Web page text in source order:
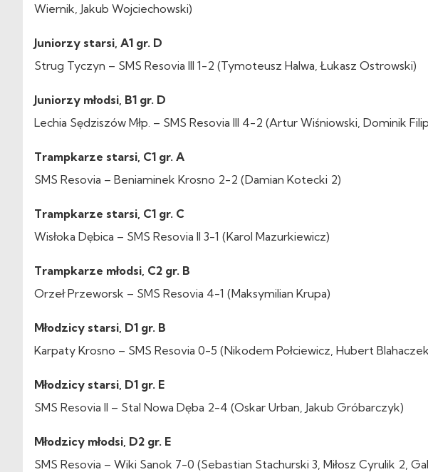
Wiernik, Jakub Wojciechowski)
Juniorzy starsi, A1 gr. D
Strug Tyczyn – SMS Resovia III 1-2 (Tymoteusz Halwa, Łukasz Ostrowski)
Juniorzy młodsi, B1 gr. D
Lechia Sędziszów Młp. – SMS Resovia III 4-2 (Artur Wiśniowski, Dominik
Trampkarze starsi, C1 gr. A
SMS Resovia – Beniaminek Krosno 2-2 (Damian Kotecki 2)
Trampkarze starsi, C1 gr. C
Wisłoka Dębica – SMS Resovia II 3-1 (Karol Mazurkiewicz)
Trampkarze młodsi, C2 gr. B
Orzeł Przeworsk – SMS Resovia 4-1 (Maksymilian Krupa)
Młodzicy starsi, D1 gr. B
Karpaty Krosno – SMS Resovia 0-5 (Nikodem Połciewicz, Hubert
Młodzicy starsi, D1 gr. E
SMS Resovia II – Stal Nowa Dęba 2-4 (Oskar Urban, Jakub Gróbarczyk)
Młodzicy młodsi, D2 gr. E
SMS Resovia – Wiki Sanok 7-0 (Sebastian Stachurski 3, Miłosz Cyrulik 2,